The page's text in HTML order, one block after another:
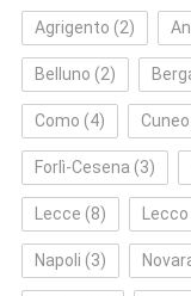
Agrigento (2)
Belluno (2)
Como (4) Cuneo
Forlì‑Cesena (3)
Lecce (8) Lecco
Napoli (3)